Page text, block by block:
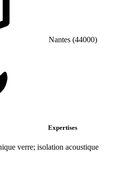
Nantes (44000)
Expertises
verre; isolation acoustique